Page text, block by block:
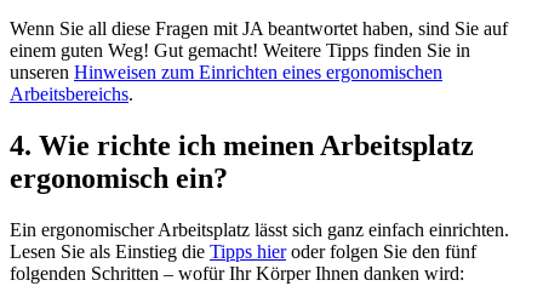
Wenn Sie all diese Fragen mit JA beantwortet haben, sind Sie auf
einem guten Weg! Gut gemacht! Weitere Tipps finden Sie in
unseren Hinweisen zum Einrichten eines ergonomischen
Arbeitsbereichs.
4. Wie richte ich meinen Arbeitsplatz
ergonomisch ein?
Ein ergonomischer Arbeitsplatz lässt sich ganz einfach einrichten.
Lesen Sie als Einstieg die Tipps hieroder folgen Sie den fünf
folgenden Schritten – wofür Ihr Körper Ihnen danken wird: